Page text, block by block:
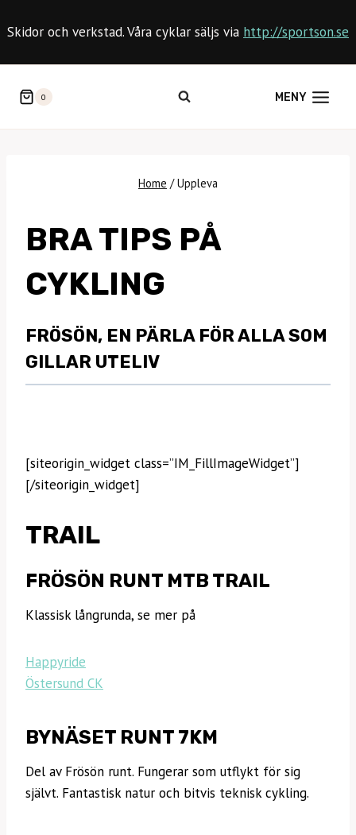
toSkidor och verkstad. Våra cyklar säljs via http://sportson.se
0 MENY
Home / Uppleva
BRA TIPS PÅ
CYKLING
FRÖSÖN, EN PÄRLA FÖR ALLA SOM
GILLAR UTELIV
[siteorigin_widget class=”IM_FillImageWidget”]
[/siteorigin_widget]
TRAIL
FRÖSÖN RUNT MTB TRAIL
Klassisk långrunda, se mer på
Happyride
Östersund CK
BYNÄSET RUNT 7KM
Del av Frösön runt. Fungerar som utflykt för sig
självt. Fantastisk natur och bitvis teknisk cykling.